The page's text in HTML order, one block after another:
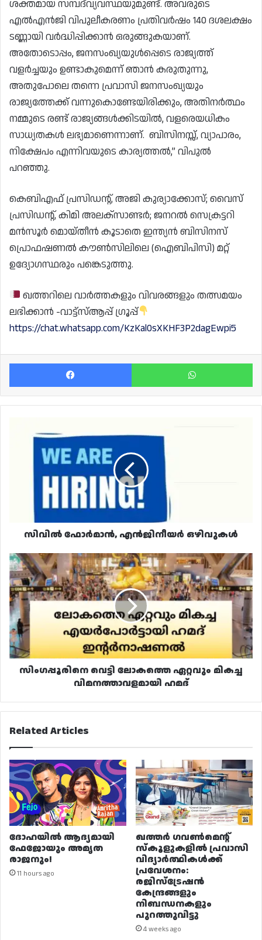
ശക്തമായ സമ്പദ്‌വ്യവസ്ഥയുമുണ്ട്. അവരുടെ
എൽഎൻജി വിപുലീകരണം പ്രതിവർഷം 140 ദശലക്ഷം
ടണ്ണായി വർദ്ധിപ്പിക്കാൻ ഒരുങ്ങുകയാണ്.
അതോടൊപ്പം, ജനസംഖ്യയുൾപ്പെടെ രാജ്യത്ത്
വളർച്ചയും ഉണ്ടാകുമെന്ന് ഞാൻ കരുതുന്നു,
അതുപോലെ തന്നെ പ്രവാസി ജനസംഖ്യയും
രാജ്യത്തേക്ക് വന്നുകൊണ്ടേയിരിക്കും, അതിനർത്ഥം
നമ്മുടെ രണ്ട് രാജ്യങ്ങൾക്കിടയിൽ, വളരെയധികം
സാധ്യതകൾ ലഭ്യമാണെന്നാണ്. ബിസിനസ്സ്, വ്യാപാരം,
നിക്ഷേപം എന്നിവയുടെ കാര്യത്തൽ,” വിപുൽ
പറഞ്ഞു.
കെബിഎഫ് പ്രസിഡൻ്റ്, അജി കുര്യാക്കോസ്; വൈസ്
പ്രസിഡൻ്റ്, കിമി അലക്സാണ്ടർ; ജനറൽ സെക്രട്ടറി
മൻസൂർ മൊയ്തീൻ കൂടാതെ ഇന്ത്യൻ ബിസിനസ്
പ്രൊഫഷണൽ കൗൺസിലിലെ (ഐബിപിസി) മറ്റ്
ഉദ്യോഗസ്ഥരും പങ്കെടുത്തു.
ഖത്തറിലെ വാർത്തകളും വിവരങ്ങളും തത്സമയം
ലഭിക്കാൻ -വാട്ട്സ്ആപ്പ് ഗ്രൂപ്പ്
https://chat.whatsapp.com/KzKal0sXKHF3P2dagEwpi5
Facebook
ഫോർമാൻ,
എൻജിനീയർ
ഒഴിവുകൾ
സിവിൽ ഫോർമാൻ, എൻജിനീയർ ഒഴിവുകൾ
സിംഗപ്പൂരിനെ
വെട്ടി
ലോകത്തെ
ഏറ്റവും
മികച്ച
വിമനത്താവളമായി
ഹമദ്
സിംഗപ്പൂരിനെ വെട്ടി ലോകത്തെ ഏറ്റവും മികച്ച
വിമനത്താവളമായി ഹമദ്
Related Articles
ദോഹയിൽ ആദ്യമായി
ഫേജോയും അമൃത
രാജനും!
11 hours ago
ഖത്തർ ഗവൺമെന്റ്
സ്കൂളുകളിൽ പ്രവാസി
വിദ്യാർത്ഥികൾക്ക്
പ്രവേശനം:
രജിസ്ട്രേഷൻ
കേന്ദ്രങ്ങളും
നിബന്ധനകളും
പുറത്തുവിട്ടു
4 weeks ago